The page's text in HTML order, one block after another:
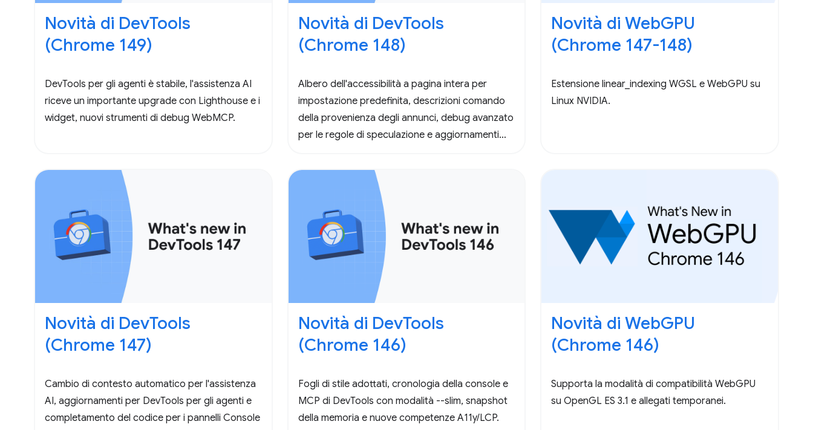
Novità di DevTools
(Chrome 149)
DevTools per gli agenti è stabile, l'assistenza AI
riceve un importante upgrade con Lighthouse e i
widget, nuovi strumenti di debug WebMCP.
Novità di DevTools
(Chrome 148)
Albero dell'accessibilità a pagina intera per
impostazione predefinita, descrizioni comando
della provenienza degli annunci, debug avanzato
per le regole di speculazione e aggiornamenti
Novità di WebGPU
(Chrome 147-148)
Estensione linear_indexing WGSL e WebGPU su
Linux NVIDIA.
Novità di DevTools
(Chrome 147)
Cambio di contesto automatico per l'assistenza
AI, aggiornamenti per DevTools per gli agenti e
completamento del codice per i pannelli Console
Novità di DevTools
(Chrome 146)
Fogli di stile adottati, cronologia della console e
MCP di DevTools con modalità --slim, snapshot
della memoria e nuove competenze A11y/LCP.
Novità di WebGPU
(Chrome 146)
Supporta la modalità di compatibilità WebGPU
su OpenGL ES 3.1 e allegati temporanei.